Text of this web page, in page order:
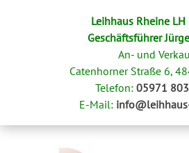
Leihhaus Rheine LH
Geschäftsführer
An- und
Catenhorner Straße 6,
Telefon: 05971
E-Mail: